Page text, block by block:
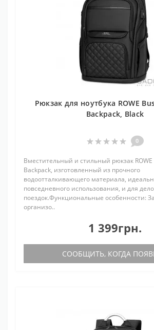
Рюкзак для ноутбука ROWE
Backpack, Black
0
Вместительный и стильный рюкзак ROWE
Backpack, изготовленный из прочного
водоотталкивающего материала,
повседневного использования, и для
поездок.Функциональные особенности:
организо..
1 399грн.
СООБЩИТЬ, КОГДА